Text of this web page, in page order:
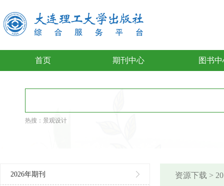
首页 期刊中心 图书中
热搜： 景观设计
2026年期刊 资源下载 >